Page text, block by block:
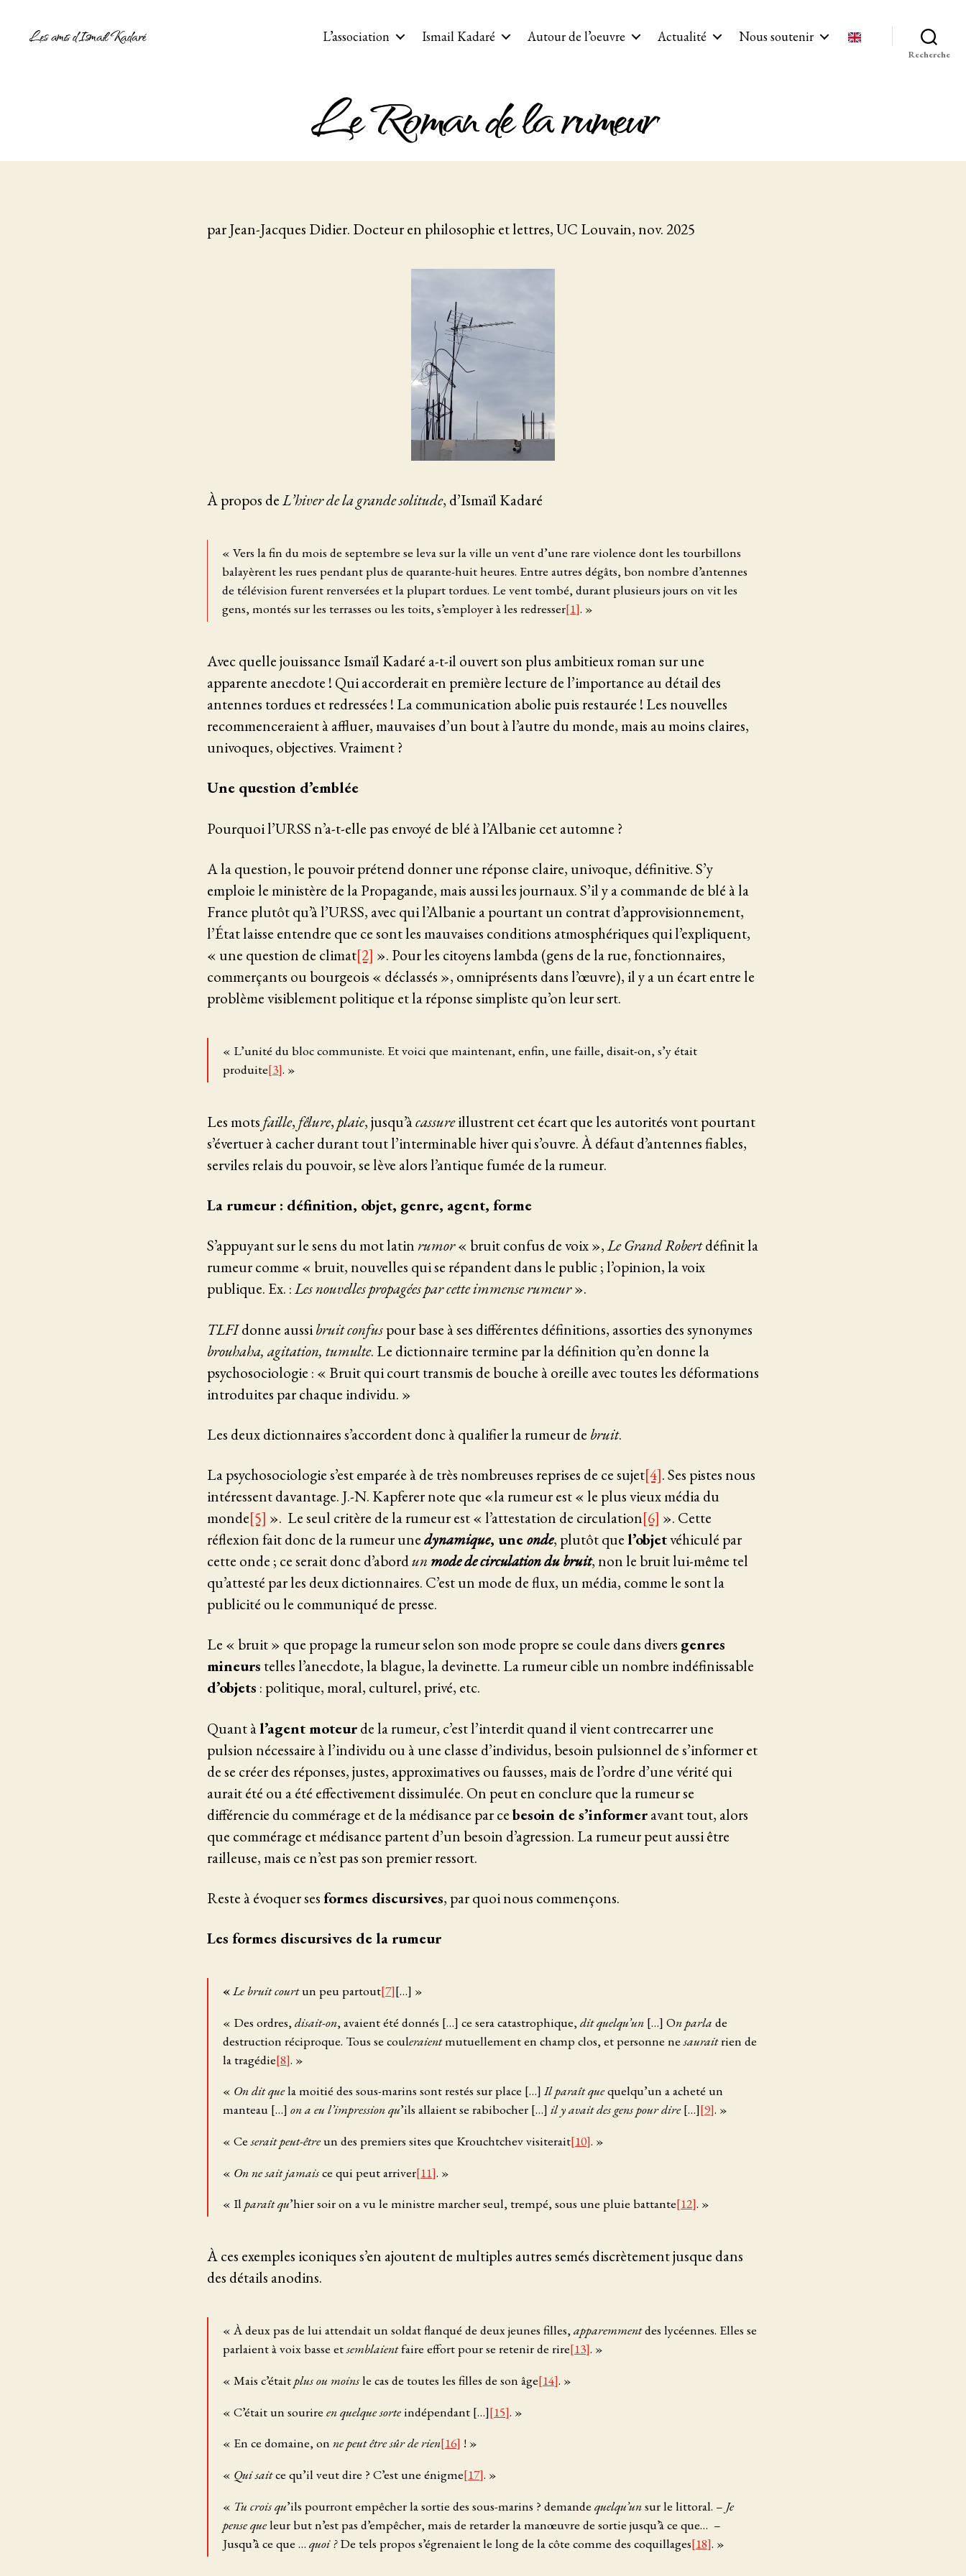
Les amis d'Ismail Kadaré L’association Ismail Kadaré Autour de l’oeuvre Actualité Nous soutenir
Recherche
Le Roman de la rumeur
par Jean-Jacques Didier. Docteur en philosophie et lettres, UC Louvain, nov. 2025
À propos deL’hiver de la grande solitude, d’Ismaïl Kadaré
« Vers la fin du mois de septembre se leva sur la ville un vent d’une rare violence dont les tourbillons
balayèrent les rues pendant plus de quarante-huit heures. Entre autres dégâts, bon nombre d’antennes
de télévision furent renversées et la plupart tordues. Le vent tombé, durant plusieurs jours on vit les
gens, montés sur les terrasses ou les toits, s’employer à les redresser[1]. »
Avec quelle jouissance Ismaïl Kadaré a-t-il ouvert son plus ambitieux roman sur une
apparente anecdote ! Qui accorderait en première lecture de l’importance au détail des
antennes tordues et redressées ! La communication abolie puis restaurée ! Les nouvelles
recommenceraient à affluer, mauvaises d’un bout à l’autre du monde, mais au moins claires,
univoques, objectives. Vraiment ?
Une question d’emblée
Pourquoi l’URSS n’a-t-elle pas envoyé de blé à l’Albanie cet automne ?
A la question, le pouvoir prétend donner une réponse claire, univoque, définitive. S’y
emploie le ministère de la Propagande, mais aussi les journaux. S’il y a commande de blé à la
France plutôt qu’à l’URSS, avec qui l’Albanie a pourtant un contrat d’approvisionnement,
l’État laisse entendre que ce sont les mauvaises conditions atmosphériques qui l’expliquent,
« une question de climat[2] ». Pour les citoyens lambda (gens de la rue, fonctionnaires,
commerçants ou bourgeois « déclassés », omniprésents dans l’œuvre), il y a un écart entre le
problème visiblement politique et la réponse simpliste qu’on leur sert.
« L’unité du bloc communiste. Et voici que maintenant, enfin, une faille, disait-on, s’y était
produite[3]. »
Les mots faille, fêlure, plaie, jusqu’àcassureillustrent cet écart que les autorités vont pourtant
s’évertuer à cacher durant tout l’interminable hiver qui s’ouvre. À défaut d’antennes fiables,
serviles relais du pouvoir, se lève alors l’antique fumée de la rumeur.
La rumeur : définition, objet, genre, agent, forme
S’appuyant sur le sens du mot latinrumor« bruit confus de voix »,Le Grand Robertdéfinit la
rumeur comme « bruit, nouvelles qui se répandent dans le public ; l’opinion, la voix
publique. Ex. :Les nouvelles propagées par cette immense rumeur».
TLFIdonne aussibruit confuspour base à ses différentes définitions, assorties des synonymes
brouhaha, agitation, tumulte. Le dictionnaire termine par la définition qu’en donne la
psychosociologie : « Bruit qui court transmis de bouche à oreille avec toutes les déformations
introduites par chaque individu. »
Les deux dictionnaires s’accordent donc à qualifier la rumeur de bruit.
La psychosociologie s’est emparée à de très nombreuses reprises de ce sujet[4]. Ses pistes nous
intéressent davantage. J.-N. Kapferer note que «la rumeur est « le plus vieux média du
monde[5] ». Le seul critère de la rumeur est « l’attestation de circulation[6] ». Cette
réflexion fait donc de la rumeur unedynamique, uneonde, plutôt quel’objetvéhiculé par
cette onde ; ce serait donc d’abordun mode de circulation du bruit, non le bruit lui-même tel
qu’attesté par les deux dictionnaires. C’est un mode de flux, un média, comme le sont la
publicité ou le communiqué de presse.
Le « bruit » que propage la rumeur selon son mode propre se coule dans divers genres
mineurs telles l’anecdote, la blague, la devinette. La rumeur cible un nombre indéfinissable
d’objets : politique, moral, culturel, privé, etc.
Quant àl’agent moteurde la rumeur, c’est l’interdit quand il vient contrecarrer une
pulsion nécessaire à l’individu ou à une classe d’individus, besoin pulsionnel de s’informer et
de se créer des réponses, justes, approximatives ou fausses, mais de l’ordre d’une vérité qui
aurait été ou a été effectivement dissimulée. On peut en conclure que la rumeur se
différencie du commérage et de la médisance par cebesoin de s’informeravant tout, alors
que commérage et médisance partent d’un besoin d’agression. La rumeur peut aussi être
railleuse, mais ce n’est pas son premier ressort.
Reste à évoquer sesformes discursives, par quoi nous commençons.
Les formes discursives de la rumeur
«Le bruit courtun peu partout[7][…] »
« Des ordres, disait-on, avaient été donnés […] ce sera catastrophique, dit quelqu’un […] On parla de
destruction réciproque. Tous se couleraientmutuellement en champ clos, et personne nesauraitrien de
la tragédie[8]. »
« On dit quela moitié des sous-marins sont restés sur place […]Il paraît quequelqu’un a acheté un
manteau […] on a eu l’impression qu’ils allaient se rabibocher […] il y avait des gens pour dire […][9]. »
« Ceserait peut-êtreun des premiers sites que Krouchtchev visiterait[10]. »
« On ne sait jamaisce qui peut arriver[11]. »
« Il paraît qu’hier soir on a vu le ministre marcher seul, trempé, sous une pluie battante[12]. »
À ces exemples iconiques s’en ajoutent de multiples autres semés discrètement jusque dans
des détails anodins.
« À deux pas de lui attendait un soldat flanqué de deux jeunes filles, apparemmentdes lycéennes. Elles se
parlaient à voix basse etsemblaientfaire effort pour se retenir de rire[13]. »
« Mais c’étaitplus ou moinsle cas de toutes les filles de son âge[14]. »
« C’était un sourire en quelque sorteindépendant […][15]. »
« En ce domaine, on ne peut être sûr de rien[16] ! »
« Qui saitce qu’il veut dire ? C’est une énigme[17]. »
« Tu crois qu’ils pourront empêcher la sortie des sous-marins ? demande quelqu’unsur le littoral. – Je
pense queleur but n’est pas d’empêcher, mais de retarder la manœuvre de sortie jusqu’à ce que… –
Jusqu’à ce que … quoi ?De tels propos s’égrenaient le long de la côte comme des coquillages[18]. »